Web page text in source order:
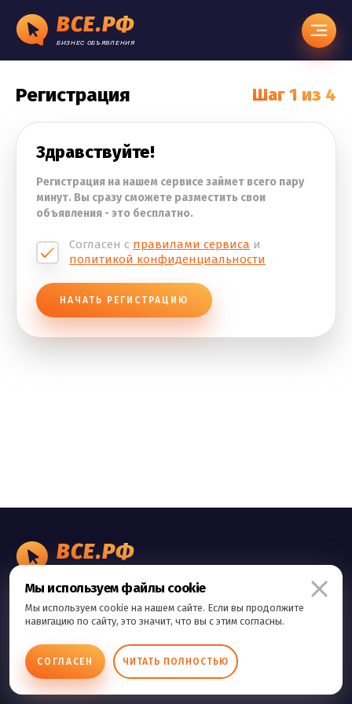
ВСЕ.РФ
БИЗНЕС ОБЪЯВЛЕНИЯ
Регистрация Шаг1 из 4
Здравствуйте!
Регистрация на нашем сервисе займет всего пару
минут. Вы сразу сможете разместить свои
объявления - это бесплатно.
Согласен с правилами сервиса и
политикой конфиденциальности
НАЧАТЬ РЕГИСТРАЦИЮ
ВСЕ.РФ
Copyright © 2026 Все.Рф Все права защищены
Правила сервиса
Политика конфиденциальности
Мы используем файлы cookie
Мы используем cookie на нашем сайте. Если вы продолжите
навигацию по сайту, это значит, что вы с этим согласны.
СОГЛАСЕН ЧИТАТЬ ПОЛНОСТЬЮ